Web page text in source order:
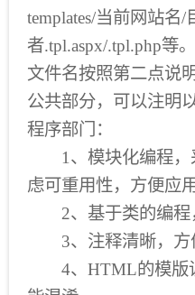
templates/当前网站
者.tpl.aspx/.tpl.php等
文件名按照第二点说
公共部分，可以注明
程序部门：
1、模块化编程，
虑可重用性，方便应
2、基于类的编程
3、注释清晰，方
4、HTML的模版读